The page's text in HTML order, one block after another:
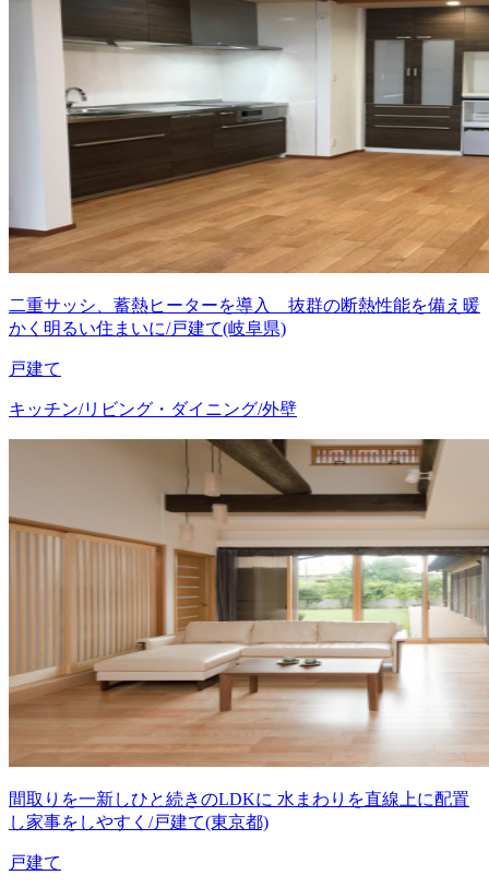
二重サッシ、蓄熱ヒーターを導入 抜群の断熱性能を備え暖
かく明るい住まいに/戸建て(岐阜県)
戸建て
キッチン/リビング・ダイニング/外壁
間取りを一新しひと続きのLDKに 水まわりを直線上に配置
し家事をしやすく/戸建て(東京都)
戸建て